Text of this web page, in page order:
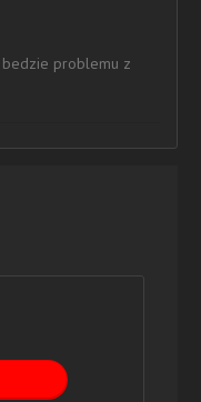
bedzie problemu z